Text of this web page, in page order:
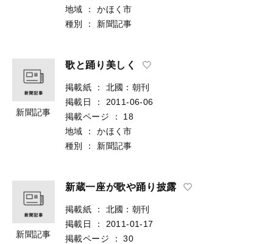
地域
：
かほく市
種別
： 新聞記事
新聞記事
歌と踊り美しく
掲載紙 ：
北國：朝刊
掲載日
：
2011-06-06
掲載ページ
：
18
地域
：
かほく市
種別
： 新聞記事
新聞記事
新蔵一座が歌や踊り披露
掲載紙 ：
北國：朝刊
掲載日
：
2011-01-17
掲載ページ
：
30